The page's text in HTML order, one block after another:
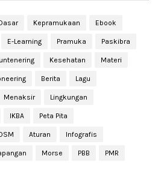
Kepramukaan Ebook
E-Learning Pramuka Paskibra
Kesehatan Materi
Berita Lagu
Menaksir Lingkungan
IKBA Peta Pita
Aturan Infografis
Morse PBB PMR